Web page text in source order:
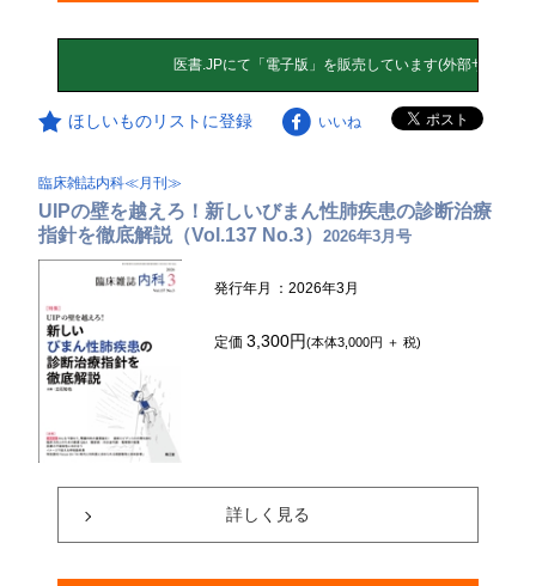
ほしいものリストに登録 いいね
臨床雑誌内科≪月刊≫
UIPの壁を越えろ！新しいびまん性肺疾患の診断治療
指針を徹底解説（Vol.137 No.3）2026年3月号
発行年月 ：2026年3月
定価3,300円(本体3,000円 ＋ 税)
詳しく見る